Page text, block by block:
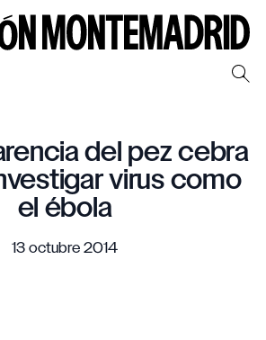
del pez cebra
virus como
el ébola
13 octubre 2014